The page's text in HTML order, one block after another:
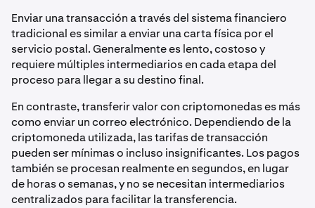
Enviar una transacción a través del sistema financiero
tradicional es similar a enviar una carta física por el
servicio postal. Generalmente es lento, costoso y
requiere múltiples intermediarios en cada etapa del
proceso para llegar a su destino final.
En contraste, transferir valor con criptomonedas es más
como enviar un correo electrónico. Dependiendo de la
criptomoneda utilizada, las tarifas de transacción
pueden ser mínimas o incluso insignificantes. Los pagos
también se procesan realmente en segundos, en lugar
de horas o semanas, y no se necesitan intermediarios
centralizados para facilitar la transferencia.